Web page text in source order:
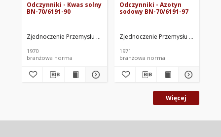
Odczynniki - Kwas solny
BN-70/6191-90
Zjednoczenie Przemysłu Azotowego. Oprac.
1970
branżowa norma
Odczynniki - Azotyn
sodowy BN-70/6191-97
Zjednoczenie Przemysłu
1971
branżowa norma
Więcej